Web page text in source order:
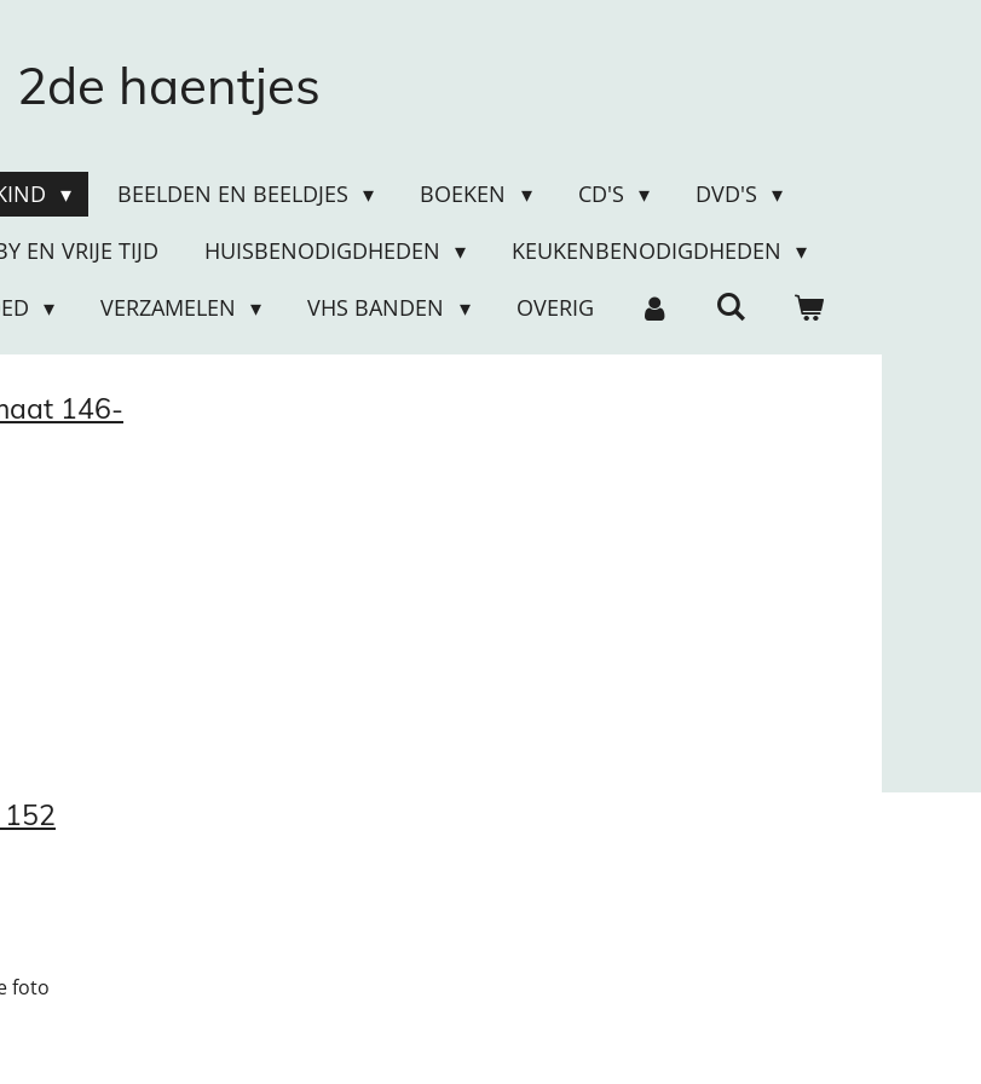
2de haentjes
BEELDEN EN BEELDJES BOEKEN CD'S
DVD'S
EN VRIJE TIJD HUISBENODIGDHEDEN
KEUKENBENODIGDHEDEN
VERZAMELEN VHS BANDEN OVERIG
146-
foto